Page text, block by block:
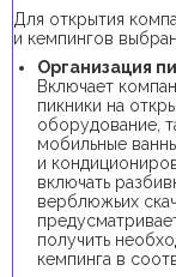
Для открытия
и кемпингов
Организация
Включает
пикники на
оборудование,
мобильные
и
включать
верблюжьих
получить
кемпинга в